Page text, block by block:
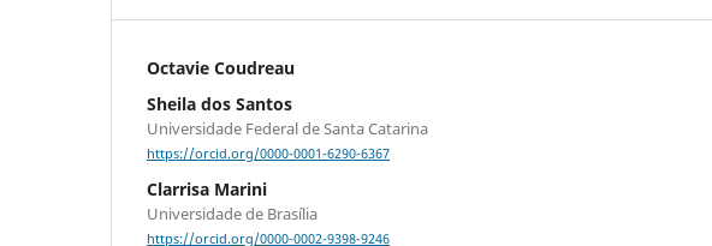
Octavie Coudreau
Sheila dos Santos
Universidade Federal de Santa Catarina
https://orcid.org/0000-0001-6290-6367
Clarrisa Marini
Universidade de Brasília
https://orcid.org/0000-0002-9398-9246